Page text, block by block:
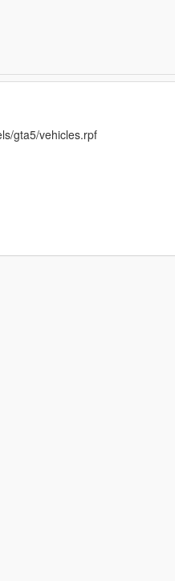
gta5/vehicles.rpf